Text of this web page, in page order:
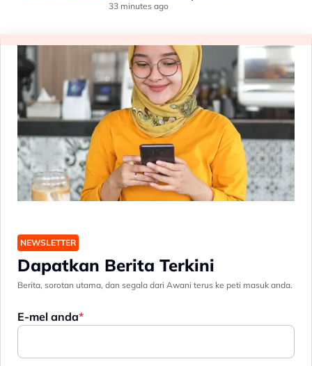
33 minutes ago
NEWSLETTER
Dapatkan Berita Terkini
Berita, sorotan utama, dan segala dari Awani terus ke peti masuk anda.
E-mel anda